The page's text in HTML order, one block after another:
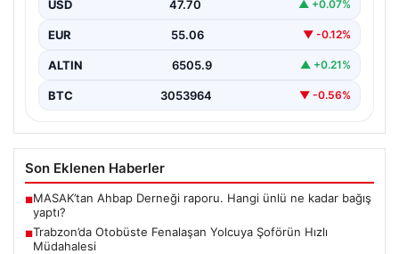
Erdoğan’ın…
USD 47.70 ▲ +0.07%
EUR 55.06 ▼ -0.12%
ALTIN 6505.9 ▲ +0.21%
BTC 3053964 ▼ -0.56%
Son Eklenen Haberler
■MASAK’tan Ahbap Derneği raporu. Hangi ünlü ne kadar bağış
yaptı?
■Trabzon’da Otobüste Fenalaşan Yolcuya Şoförün Hızlı
Müdahalesi